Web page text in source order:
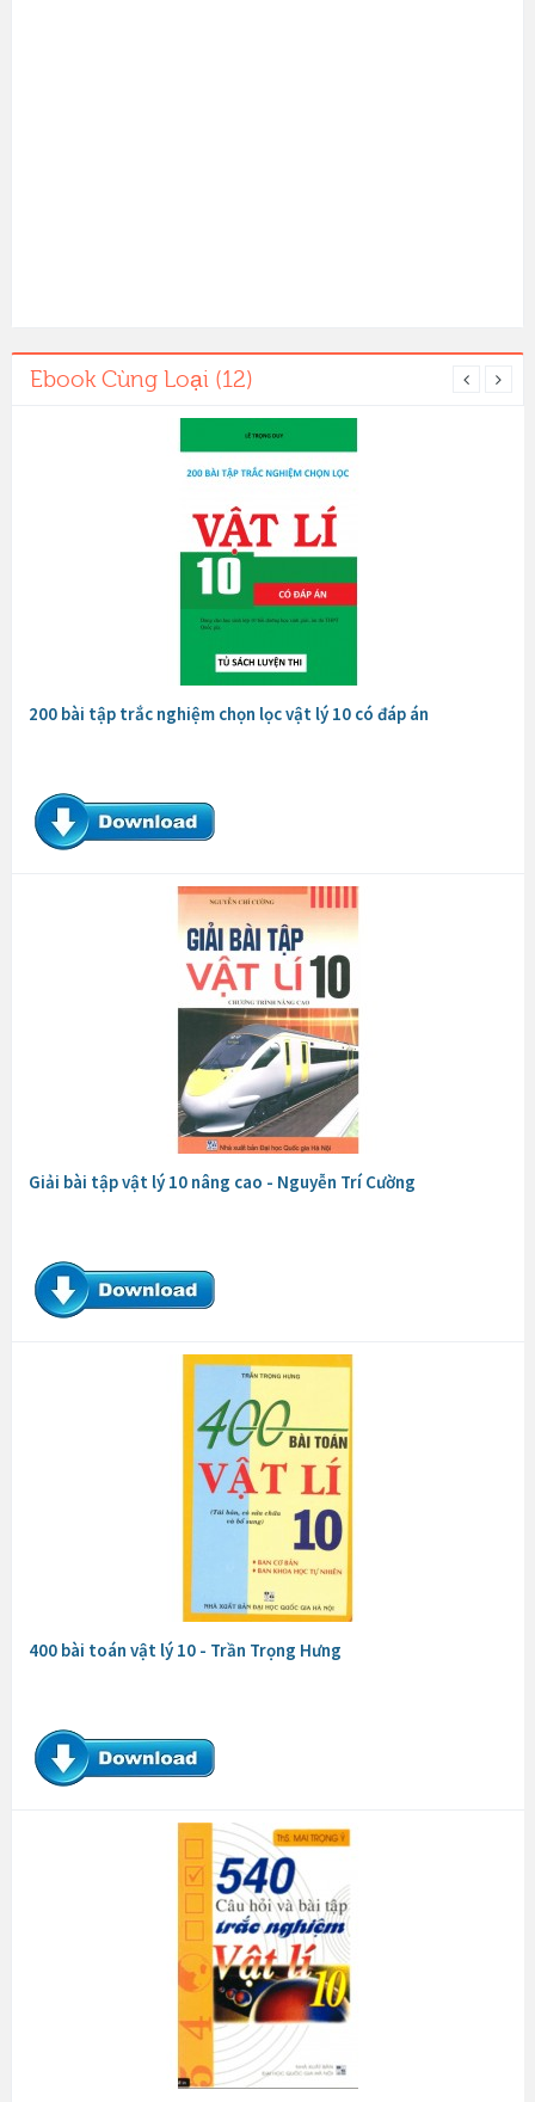
Ebook Cùng Loại (12)
200 bài tập trắc nghiệm chọn lọc vật lý 10 có đáp án
Giải bài tập vật lý 10 nâng cao - Nguyễn Trí Cường
400 bài toán vật lý 10 - Trần Trọng Hưng